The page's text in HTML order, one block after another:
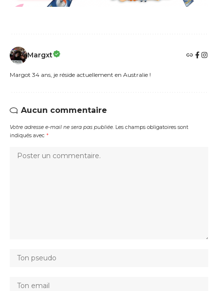
Margxt
Margot 34 ans, je réside actuellement en Australie !
Aucun commentaire
Votre adresse e-mail ne sera pas publiée. Les champs obligatoires sont
indiqués avec *